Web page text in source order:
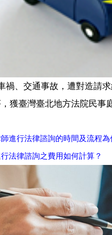
禍、交通事故，遭對造請
獲臺灣臺北地方法院民事
進行法律諮詢的時間及流程為
法律諮詢之費用如何計算？